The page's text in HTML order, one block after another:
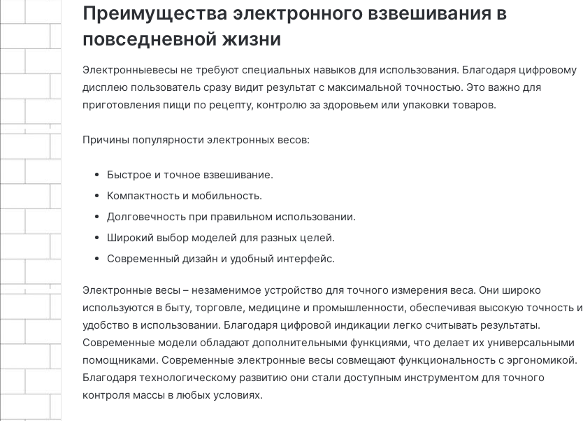
Преимущества электронного взвешивания в
повседневной жизни
Электронныевесы не требуют специальных навыков для использования. Благодаря цифровому
дисплею пользователь сразу видит результат с максимальной точностью. Это важно для
приготовления пищи по рецепту, контролю за здоровьем или упаковки товаров.
Причины популярности электронных весов:
Быстрое и точное взвешивание.
Компактность и мобильность.
Долговечность при правильном использовании.
Широкий выбор моделей для разных целей.
Современный дизайн и удобный интерфейс.
Электронные весы – незаменимое устройство для точного измерения веса. Они широко
используются в быту, торговле, медицине и промышленности, обеспечивая высокую точность и
удобство в использовании. Благодаря цифровой индикации легко считывать результаты.
Современные модели обладают дополнительными функциями, что делает их универсальными
помощниками. Современные электронные весы совмещают функциональность с эргономикой.
Благодаря технологическому развитию они стали доступным инструментом для точного
контроля массы в любых условиях.